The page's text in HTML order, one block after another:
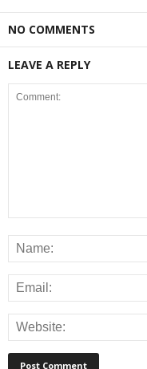
NO COMMENTS
LEAVE A REPLY